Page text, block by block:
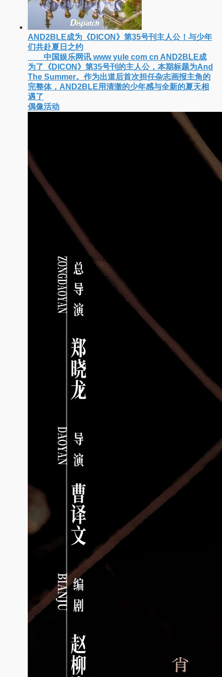
涯最高开画纪录
中国娱乐网讯 www yule com cn 克里斯托弗·诺
兰执导的史诗巨制《奥德赛》于7月17日全球上映，
首周末票房表现远超预期——北美首周三天粗报1 245
亿美元（开画3919馆），全球首周2 641亿美元
看电影
AND2BLE成为《DICON》第35号刊主人公！与少年
们共赴夏日之约
中国娱乐网讯 www yule com cn AND2BLE成
为了《DICON》第35号刊的主人公，本期标题为And
The Summer。作为出道后首次担任杂志画报主角的
完整体，AND2BLE用清澈的少年感与全新的夏天相